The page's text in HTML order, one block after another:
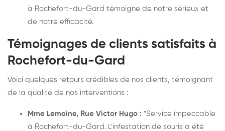
à Rochefort-du-Gard témoigne de notre sérieux et
de notre efficacité.
Témoignages de clients satisfaits à
Rochefort-du-Gard
Voici quelques retours crédibles de nos clients, témoignant
de la qualité de nos interventions :
Mme Lemoine, Rue Victor Hugo : "Service impeccable
à Rochefort-du-Gard. L'infestation de souris a été